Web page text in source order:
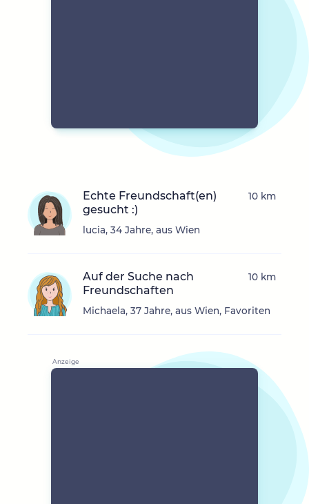
Echte Freundschaft(en)
gesucht :)
lucia, 34 Jahre, aus Wien
10 km
Auf der Suche nach
Freundschaften
Michaela, 37 Jahre, aus Wien, Favoriten
10 km